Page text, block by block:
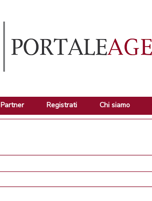
Partner Registrati Chi siamo